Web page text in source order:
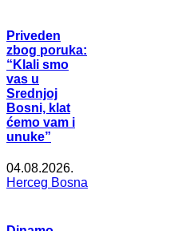
Priveden
zbog poruka:
“Klali smo
vas u
Srednjoj
Bosni, klat
ćemo vam i
unuke”
04.08.2026.
Herceg Bosna